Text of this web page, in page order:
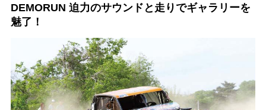
DEMORUN 迫力のサウンドと走りでギャラリーを
魅了！